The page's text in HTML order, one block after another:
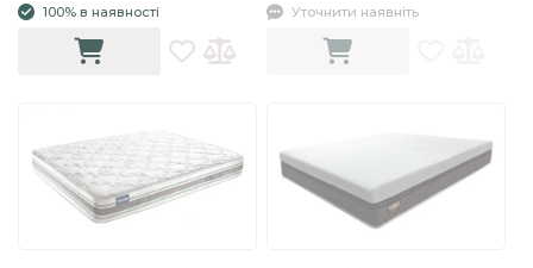
100% в наявності Уточнити наявніть